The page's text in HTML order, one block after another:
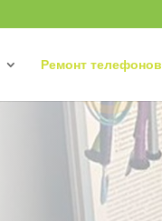
Ремонт телефонов